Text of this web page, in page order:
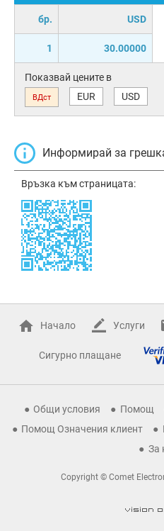
бр. USD
1 30.00000
Показвай цените в
ВДст EUR USD
Информирай за
Връзка към страницата:
Начало Услуги
Сигурно плащане
Общи условия Помощ
Помощ Означения клиент
За
Copyright © Comet